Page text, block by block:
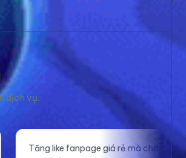
dịch vụ.
mà chất lượng.
Mắt xem